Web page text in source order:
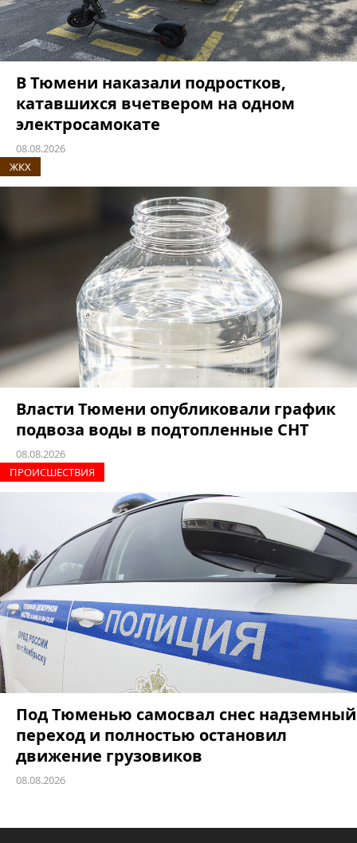
В Тюмени наказали подростков,
катавшихся вчетвером на одном
электросамокате
08.08.2026
ЖКХ
Власти Тюмени опубликовали график
подвоза воды в подтопленные СНТ
08.08.2026
ПРОИCШЕСТВИЯ
Под Тюменью самосвал снес надземный
переход и полностью остановил
движение грузовиков
08.08.2026